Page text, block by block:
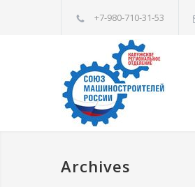
+7-980-710-31-53
Archives